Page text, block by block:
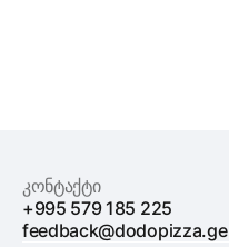
კონტაქტი
+995 579 185 225
feedback@dodopizza.ge